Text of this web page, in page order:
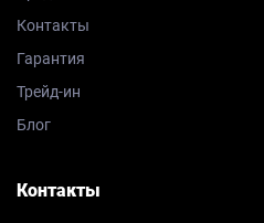
Контакты
Гарантия
Трейд-ин
Блог
Контакты